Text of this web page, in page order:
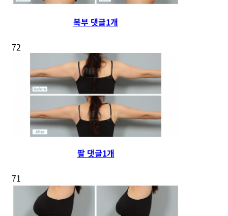
복부 댓글1개
72
팔 댓글1개
71